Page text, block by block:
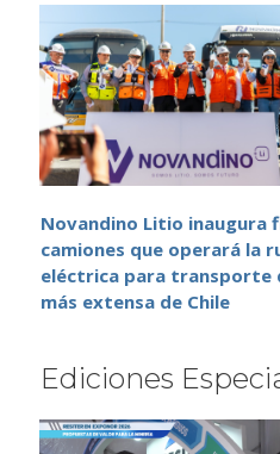
Novandino Litio inaugura
camiones que operará la
eléctrica para transporte
más extensa de Chile
Ediciones